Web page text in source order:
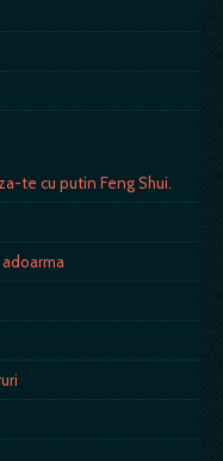
te cu putin Feng Shui.